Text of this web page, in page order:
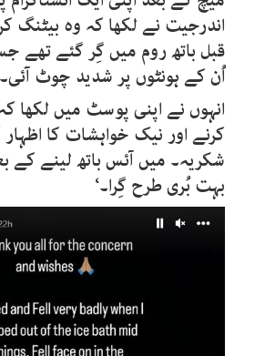
اندرجیت نے لکھا کہ وہ بیٹنگ
قبل باتھ روم میں گِر گئے
اُن کے ہونٹوں پر شدید چوٹ آئی۔
انہوں نے اپنی پوسٹ میں لکھا
کرنے اور نیک خواہشات کا اظہار
شکریہ۔ میں آئس باتھ لینے کے
بہت بُری طرح گِرا۔‘